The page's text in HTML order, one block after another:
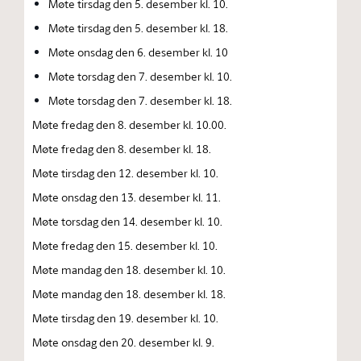
Møte tirsdag den 5. desember kl. 10.
Møte tirsdag den 5. desember kl. 18.
Møte onsdag den 6. desember kl. 10
Møte torsdag den 7. desember kl. 10.
Møte torsdag den 7. desember kl. 18.
Møte fredag den 8. desember kl. 10.00.
Møte fredag den 8. desember kl. 18.
Møte tirsdag den 12. desember kl. 10.
Møte onsdag den 13. desember kl. 11.
Møte torsdag den 14. desember kl. 10.
Møte fredag den 15. desember kl. 10.
Møte mandag den 18. desember kl. 10.
Møte mandag den 18. desember kl. 18.
Møte tirsdag den 19. desember kl. 10.
Møte onsdag den 20. desember kl. 9.